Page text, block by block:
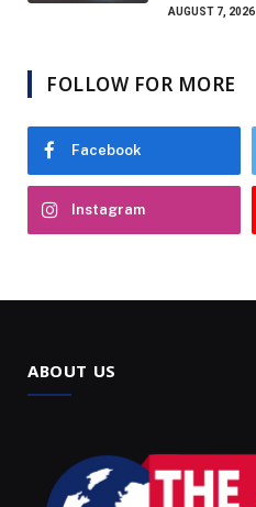
AUGUST 7, 2026
FOLLOW FOR MORE
Facebook
Instagram
ABOUT US